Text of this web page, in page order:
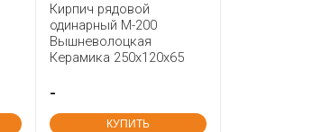
Кирпич рядовой
одинарный М-200
Вышневолоцкая
Керамика 250x120x65
-
КУПИТЬ